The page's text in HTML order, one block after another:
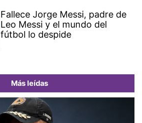
Fallece Jorge Messi, padre de
Leo Messi y el mundo del
fútbol lo despide
Más leídas